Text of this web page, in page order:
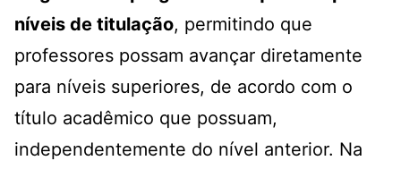
níveis de titulação, permitindo que
professores possam avançar diretamente
para níveis superiores, de acordo com o
título acadêmico que possuam,
independentemente do nível anterior. Na